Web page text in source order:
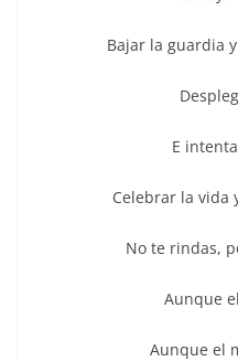
Bajar la guardia
E
Celebrar la vida
No te rindas,
Aunque
Aunque el